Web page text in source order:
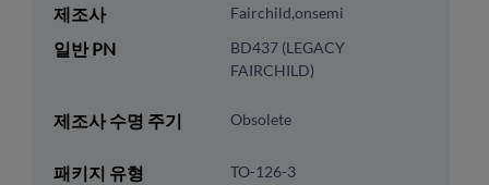
제조사 Fairchild,onsemi
일반 PN
BD437 (LEGACY
FAIRCHILD)
제조사 수명 주기 Obsolete
패키지 유형 TO-126-3